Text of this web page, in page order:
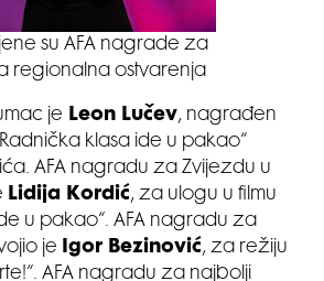
su AFA nagrade za
regionalna ostvarenja
je Leon Lučev, nagrađen
klasa ide u pakao“
AFA nagradu za Zvijezdu u
Lidija Kordić, za ulogu u filmu
u pakao“. AFA nagradu za
je Igor Bezinović, za režiju
AFA nagradu za najbolji